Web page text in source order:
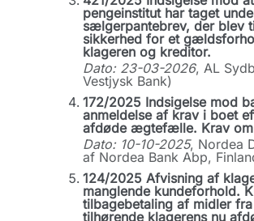
pengeinstitut har taget
sælgerpantebrev, der blev
sikkerhed for et
klageren og kreditor.
Dato: 23-03-2026, AL
Vestjysk Bank)
172/2025 Indsigelse mod
anmeldelse af krav i boet
afdøde ægtefælle. Krav om
Dato: 10-10-2025, Nordea
af Nordea Bank Abp,
124/2025 Afvisning af
manglende kundeforhold.
tilbagebetaling af midler
tilhørende klagerens nu